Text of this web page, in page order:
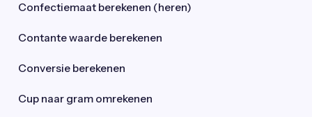
Confectiemaat berekenen (heren)
Contante waarde berekenen
Conversie berekenen
Cup naar gram omrekenen